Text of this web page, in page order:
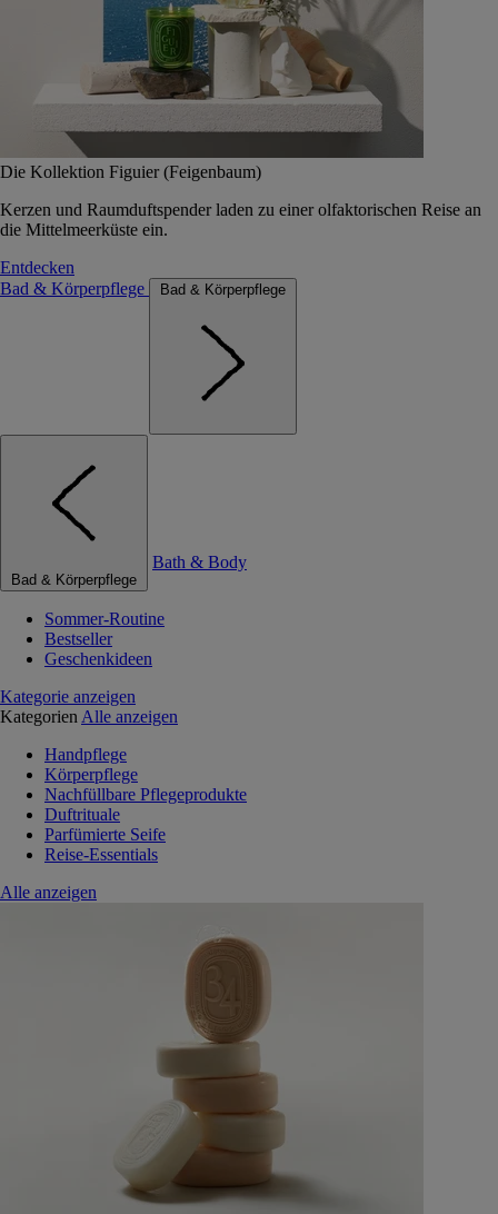
Die Kollektion Figuier (Feigenbaum)
Kerzen und Raumduftspender laden zu einer olfaktorischen Reise an
die Mittelmeerküste ein.
Entdecken
Bad & Körperpflege
Bad & Körperpflege
Bad & Körperpflege
Bath & Body
Sommer-Routine
Bestseller
Geschenkideen
Kategorie anzeigen
Kategorien Alle anzeigen
Handpflege
Körperpflege
Nachfüllbare Pflegeprodukte
Duftrituale
Parfümierte Seife
Reise-Essentials
Alle anzeigen